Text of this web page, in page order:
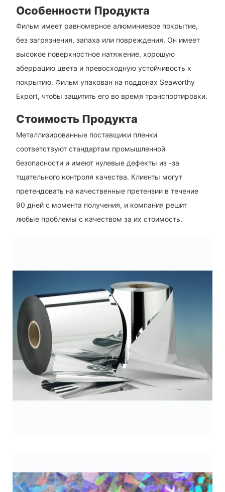
Особенности Продукта
Фильм имеет равномерное алюминиевое покрытие,
без загрязнения, запаха или повреждения. Он имеет
высокое поверхностное натяжение, хорошую
аберрацию цвета и превосходную устойчивость к
покрытию. Фильм упакован на поддонах Seaworthy
Export, чтобы защитить его во время транспортировки.
Стоимость Продукта
Металлизированные поставщики пленки
соответствуют стандартам промышленной
безопасности и имеют нулевые дефекты из -за
тщательного контроля качества. Клиенты могут
претендовать на качественные претензии в течение
90 дней с момента получения, и компания решит
любые проблемы с качеством за их стоимость.